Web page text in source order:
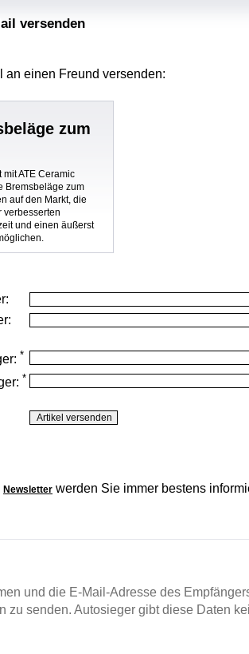
versenden
an einen Freund versenden:
zum
mit ATE Ceramic
Bremsbeläge zum
auf den Markt, die
verbesserten
und einen äußerst
*
*
Newsletter werden Sie immer bestens
und die E-Mail-Adresse des
zu senden. Autosieger gibt diese Daten